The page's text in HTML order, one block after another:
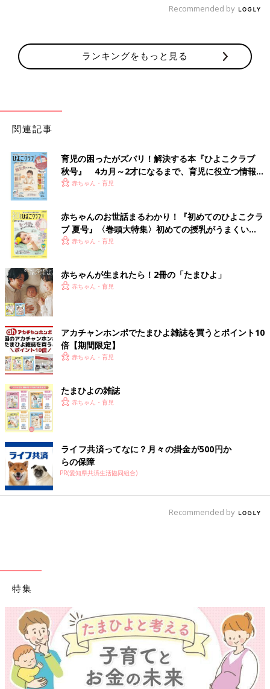
Recommended by
ランキングをもっと見る
関連記事
育児の困ったがズバリ！解決する本『ひよこクラブ
秋号』 4カ月～2才になるまで、育児に役立つ情報が
いっぱい！
赤ちゃん・育児
赤ちゃんのお世話まるわかり！『初めてのひよこクラ
ブ 夏号』〈巻頭大特集〉初めての授乳がうまくい
く！ おっぱい・ミルクの基本と夏のトラブル 解決テ
赤ちゃん・育児
赤ちゃんが生まれたら！2冊の「たまひよ」
赤ちゃん・育児
アカチャンホンポでたまひよ雑誌を買うとポイント10
倍【期間限定】
赤ちゃん・育児
たまひよの雑誌
赤ちゃん・育児
ライフ共済ってなに？月々の掛金が500円か
らの保障
PR(愛知県共済生活協同組合)
Recommended by
特集